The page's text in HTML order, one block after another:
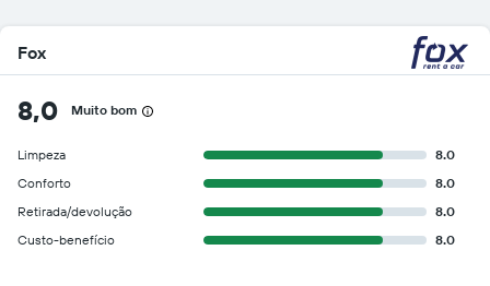
Fox
8,0 Muito bom
Limpeza
8.0
Conforto
8.0
Retirada/devolução
8.0
Custo-benefício
8.0